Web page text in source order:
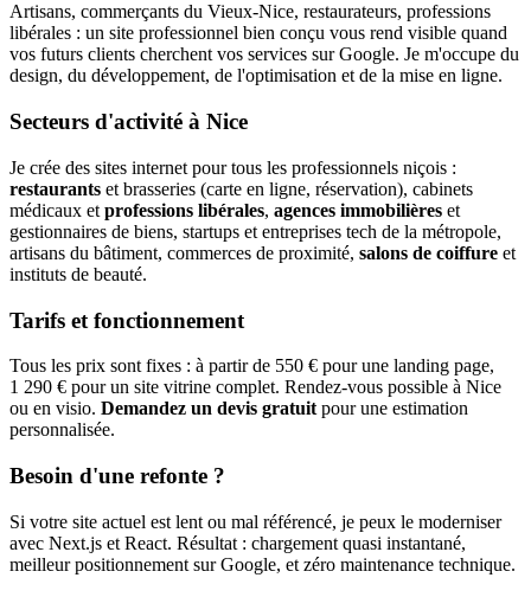
Artisans, commerçants du Vieux-Nice, restaurateurs, professions
libérales : un site professionnel bien conçu vous rend visible quand
vos futurs clients cherchent vos services sur Google. Je m'occupe du
design, du développement, de l'optimisation et de la mise en ligne.
Secteurs d'activité à Nice
Je crée des sites internet pour tous les professionnels niçois :
restaurants et brasseries (carte en ligne, réservation), cabinets
médicaux et professions libérales, agences immobilières et
gestionnaires de biens, startups et entreprises tech de la métropole,
artisans du bâtiment, commerces de proximité, salons de coiffure et
instituts de beauté.
Tarifs et fonctionnement
Tous les prix sont fixes : à partir de 550 € pour une landing page,
1 290 € pour un site vitrine complet. Rendez-vous possible à Nice
ou en visio. Demandez un devis gratuit pour une estimation
personnalisée.
Besoin d'une refonte ?
Si votre site actuel est lent ou mal référencé, je peux le moderniser
avec Next.js et React. Résultat : chargement quasi instantané,
meilleur positionnement sur Google, et zéro maintenance technique.